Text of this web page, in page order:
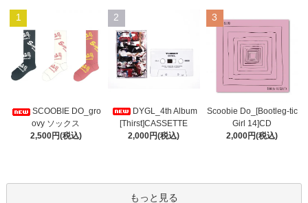
1
SCOOBIE DO_gro
ovy ソックス
2,500円(税込)
2
DYGL_4th Album
[Thirst]CASSETTE
2,000円(税込)
3
Scoobie Do_[Bootleg-tic
Girl 14]CD
2,000円(税込)
もっと見る